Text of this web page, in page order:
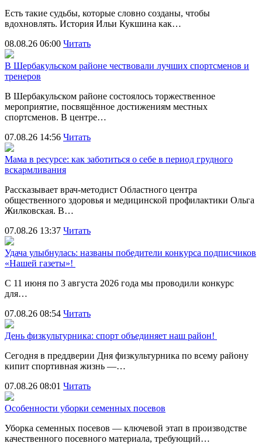
Есть такие судьбы, которые словно созданы, чтобы
вдохновлять. История Ильи Кукшина как…
08.08.26 06:00 Читать
В Шербакульском районе чествовали лучших спортсменов и
тренеров
В Шербакульском районе состоялось торжественное
мероприятие, посвящённое достижениям местных
спортсменов. В центре…
07.08.26 14:56 Читать
Мама в ресурсе: как заботиться о себе в период грудного
вскармливания
Рассказывает врач-методист Областного центра
общественного здоровья и медицинской профилактики Ольга
Жилковская. В…
07.08.26 13:37 Читать
Удача улыбнулась: названы победители конкурса подписчиков
«Нашей газеты»!
С 11 июня по 3 августа 2026 года мы проводили конкурс
для…
07.08.26 08:54 Читать
День физкультурника: спорт объединяет наш район!
Сегодня в преддверии Дня физкультурника по всему району
кипит спортивная жизнь —…
07.08.26 08:01 Читать
Особенности уборки семенных посевов
Уборка семенных посевов — ключевой этап в производстве
качественного посевного материала, требующий…